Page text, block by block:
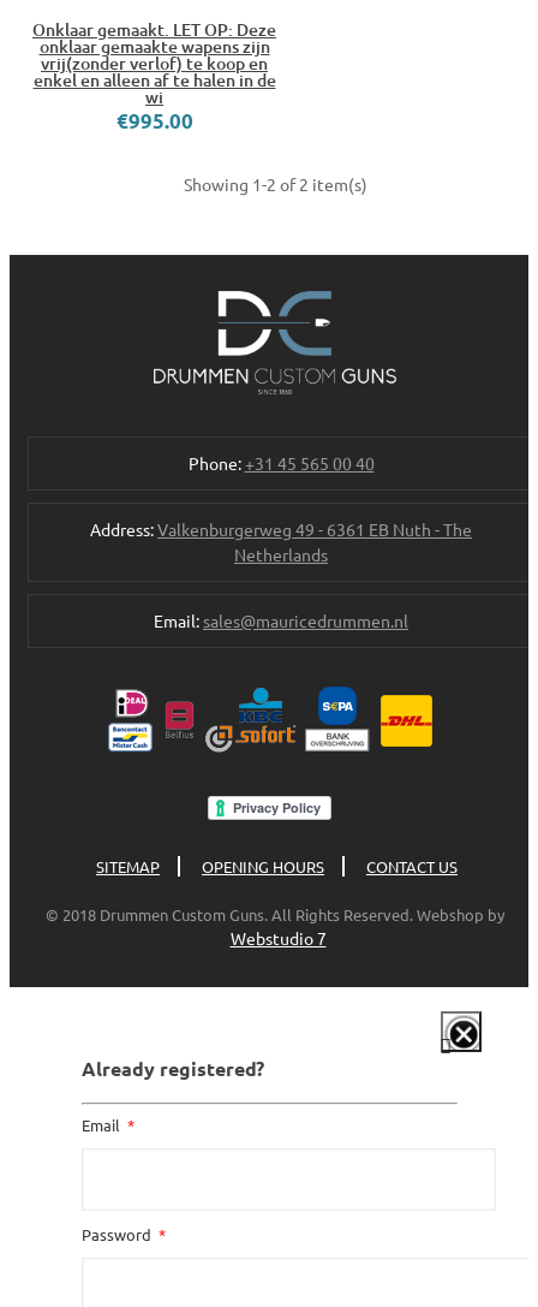
Onklaar gemaakt. LET OP: Deze
onklaar gemaakte wapens zijn
vrij(zonder verlof) te koop en
enkel en alleen af te halen in de
wi
€995.00
Showing 1-2 of 2 item(s)
Phone:+31 45 565 00 40
Address:Valkenburgerweg 49 - 6361 EB Nuth - The
Netherlands
Email:sales@mauricedrummen.nl
SITEMAP OPENING HOURS CONTACT US
© 2018 Drummen Custom Guns. All Rights Reserved. Webshop by
Webstudio 7
Already registered?
Email
Password